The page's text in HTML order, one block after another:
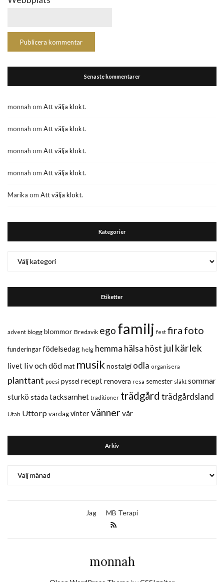
Senaste kommentarer
monnah om Att välja klokt.
monnah om Att välja klokt.
monnah om Att välja klokt.
monnah om Att välja klokt.
Marika om Att välja klokt.
Kategorier
Etiketter
advent blogg blommor Bredavik ego familj fest fira foto
funderingarfödelsedag helg hemma hälsa höst jul kärlek
livet liv och dödmat musik nostalgi odla organisera
planttant poesi pyssel receptrenovera resa semester släkt sommar
sturkö städa tacksamhet traditioner trädgård trädgårdsland
Utah Uttorp vardagvintervänner vår
Arkiv
Jag MB Terapi
monnah